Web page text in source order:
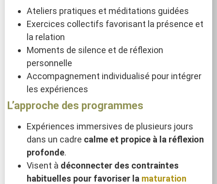
Ateliers pratiques et méditations guidées
Exercices collectifs favorisant la présence et
la relation
Moments de silence et de réflexion
personnelle
Accompagnement individualisé pour intégrer
les expériences
L’approche des programmes
Expériences immersives de plusieurs jours
dans un cadre calme et propice à la réflexion
profonde.
Visent à déconnecter des contraintes
habituelles pour favoriser la maturation